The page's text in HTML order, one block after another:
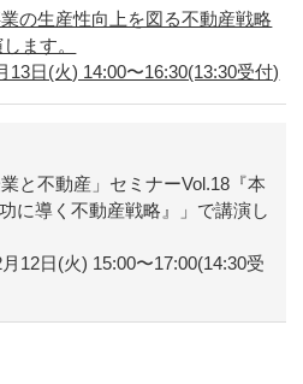
の生産性向上を図る不動産戦略
ます。
13日(火) 14:00〜16:30(13:30受付)
と不動産」セミナーVol.18『本
に導く不動産戦略』」で講演し
12日(火) 15:00〜17:00(14:30受